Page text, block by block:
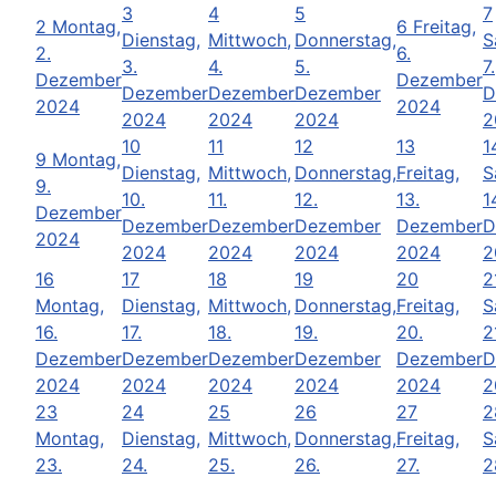
2 Montag,
2.
Dezember
2024
3
Dienstag,
3.
Dezember
2024
4
Mittwoch,
4.
Dezember
2024
5
Donnerstag,
5.
Dezember
2024
6 Freitag,
6.
Dezember
2024
7
7.
9 Montag,
9.
Dezember
2024
10
Dienstag,
10.
Dezember
2024
11
Mittwoch,
11.
Dezember
2024
12
Donnerstag,
12.
Dezember
2024
13
Freitag,
13.
Dezember
2024
16
Montag,
16.
Dezember
2024
17
Dienstag,
17.
Dezember
2024
18
Mittwoch,
18.
Dezember
2024
19
Donnerstag,
19.
Dezember
2024
20
Freitag,
20.
Dezember
2024
23
Montag,
23.
24
Dienstag,
24.
25
Mittwoch,
25.
26
Donnerstag,
26.
27
Freitag,
27.